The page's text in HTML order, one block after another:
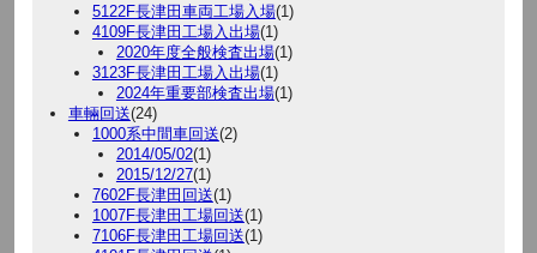
5122F長津田車両工場入場(1)
4109F長津田工場入出場(1)
2020年度全般検査出場(1)
3123F長津田工場入出場(1)
2024年重要部検査出場(1)
車輛回送(24)
1000系中間車回送(2)
2014/05/02(1)
2015/12/27(1)
7602F長津田回送(1)
1007F長津田工場回送(1)
7106F長津田工場回送(1)